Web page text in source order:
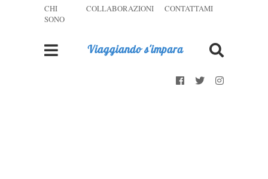
CHI
SONO
COLLABORAZIONI CONTATTAMI
Viaggiando s'impara